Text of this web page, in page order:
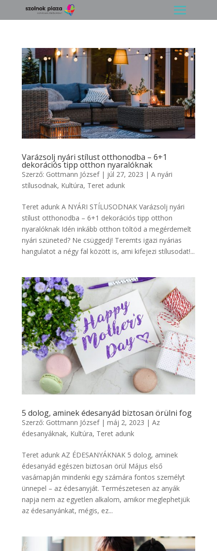
Varázsolj nyári stílust otthonodba – 6+1
dekorációs tipp otthon nyaralóknak
Szerző: Gottmann József| júl 27, 2023 | A nyári
stílusodnak, Kultúra, Teret adunk
Teret adunk A NYÁRI STÍLUSODNAK Varázsolj nyári
stílust otthonodba – 6+1 dekorációs tipp otthon
nyaralóknak Idén inkább otthon töltöd a megérdemelt
nyári szüneted? Ne csüggedj! Teremts igazi nyárias
hangulatot a négy fal között is, ami kifejezi stílusodat!...
5 dolog, aminek édesanyád biztosan örülni fog
Szerző: Gottmann József| máj 2, 2023 | Az
édesanyáknak, Kultúra, Teret adunk
Teret adunk AZ ÉDESANYÁKNAK 5 dolog, aminek
édesanyád egészen biztosan örül Május első
vasárnapján mindenki egy számára fontos személyt
ünnepel – az édesanyját. Természetesen az anyák
napja nem az egyetlen alkalom, amikor meglephetjük
az édesanyánkat, mégis, ez...